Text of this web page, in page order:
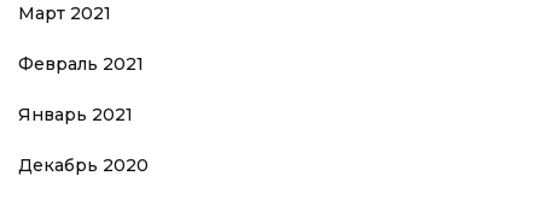
Март 2021
Февраль 2021
Январь 2021
Декабрь 2020